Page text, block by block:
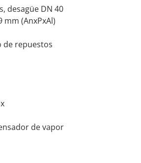
desagüe DN 40
mm (AnxPxAl)
de repuestos
de vapor